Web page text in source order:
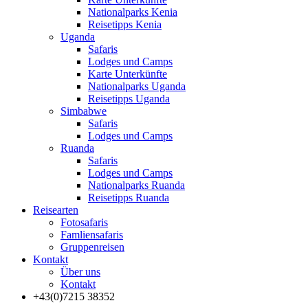
Nationalparks Kenia
Reisetipps Kenia
Uganda
Safaris
Lodges und Camps
Karte Unterkünfte
Nationalparks Uganda
Reisetipps Uganda
Simbabwe
Safaris
Lodges und Camps
Ruanda
Safaris
Lodges und Camps
Nationalparks Ruanda
Reisetipps Ruanda
Reisearten
Fotosafaris
Famliensafaris
Gruppenreisen
Kontakt
Über uns
Kontakt
+43(0)7215 38352